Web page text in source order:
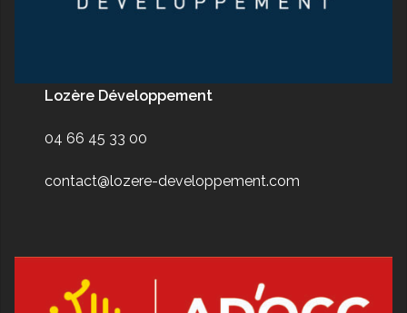
Lozère Développement
04 66 45 33 00
contact@lozere-developpement.com